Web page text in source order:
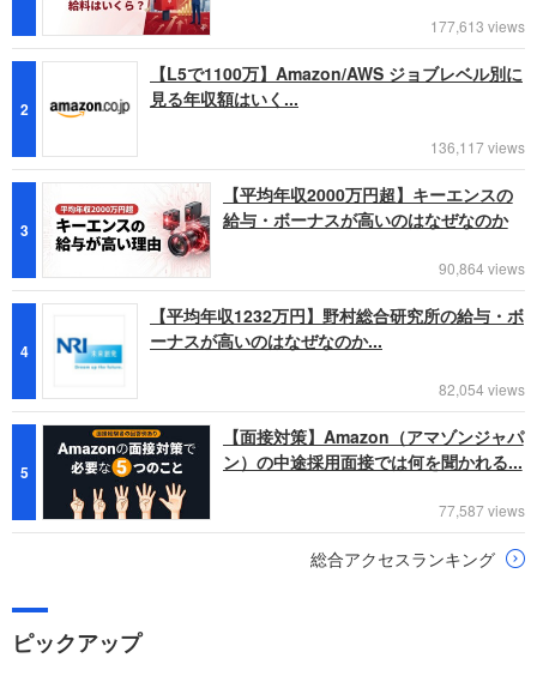
177,613 views
2
【L5で1100万】Amazon/AWS ジョブレベル別に
見る年収額はいく...
136,117 views
3
【平均年収2000万円超】キーエンスの
給与・ボーナスが高いのはなぜなのか
90,864 views
4
【平均年収1232万円】野村総合研究所の給与・ボ
ーナスが高いのはなぜなのか...
82,054 views
5
【面接対策】Amazon（アマゾンジャパ
ン）の中途採用面接では何を聞かれる...
77,587 views
総合アクセスランキング
ピックアップ